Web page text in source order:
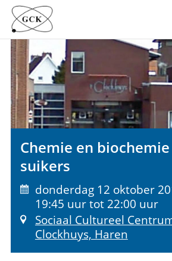
Sla
links
over
Spring
naar
de
inhoud
Spring
naar
menu
Chemie en
suikers
donderdag 12 oktober
19:45 uur tot 22:00 uur
Sociaal Cultureel
Clockhuys, Haren